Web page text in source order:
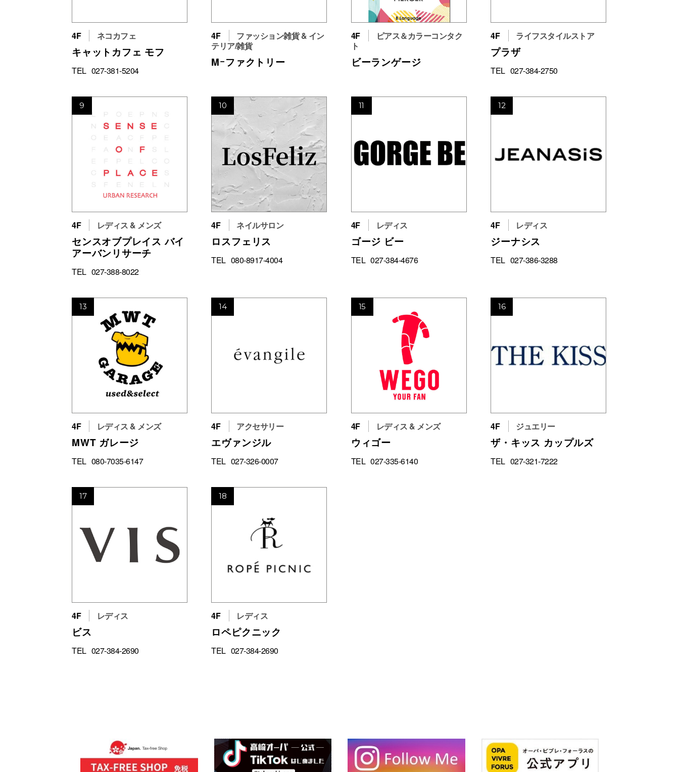
4F ネコカフェ
キャットカフェ モフ
TEL 027-381-5204
4F
ファッション雑貨 & イン
テリア/雑貨
Mｰファクトリー
4F
ピアス＆カラーコンタク
ト
ビーランゲージ
4F ライフスタイルストア
プラザ
TEL 027-384-2750
9
4F レディス & メンズ
センスオブプレイス バイ
アーバンリサーチ
TEL 027-388-8022
10
4F ネイルサロン
ロスフェリス
TEL 080-8917-4004
11
4F レディス
ゴージ ビー
TEL 027-384-4676
12
4F レディス
ジーナシス
TEL 027-386-3288
13
4F レディス & メンズ
MWT ガレージ
TEL 080-7035-6147
14
4F アクセサリー
エヴァンジル
TEL 027-326-0007
15
4F レディス & メンズ
ウィゴー
TEL 027-335-6140
16
4F ジュエリー
ザ・キッス カップルズ
TEL 027-321-7222
17
4F レディス
ビス
TEL 027-384-2690
18
4F レディス
ロペピクニック
TEL 027-384-2690